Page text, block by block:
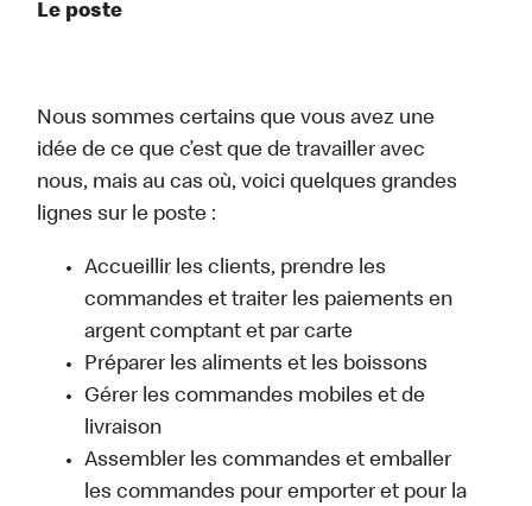
Le poste
Nous sommes certains que vous avez une
idée de ce que c’est que de travailler avec
nous, mais au cas où, voici quelques grandes
lignes sur le poste :
Accueillir les clients, prendre les
commandes et traiter les paiements en
argent comptant et par carte
Préparer les aliments et les boissons
Gérer les commandes mobiles et de
livraison
Assembler les commandes et emballer
les commandes pour emporter et pour la